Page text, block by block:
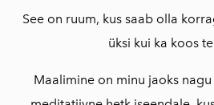
See on ruum, kus saab olla
üksi kui ka koos
Maalimine on minu jaoks